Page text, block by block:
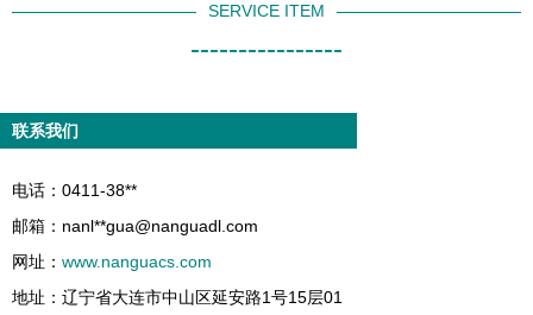
SERVICE ITEM
----------------
联系我们
电话：0411-38**
邮箱：nanl**gua@nanguadl.com
网址： www.nanguacs.com
地址：辽宁省大连市中山区延安路1号15层01